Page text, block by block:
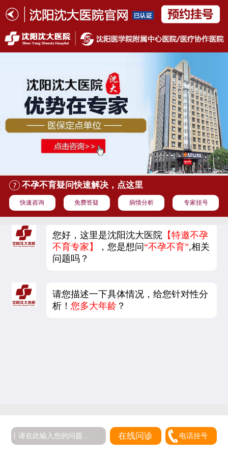
不孕不育疑问快速解决，点这里
快速咨询 免费答疑 病情分析 专家挂号
您好，这里是沈阳沈大医院 【特邀不孕
不育专家】
，您是想问“不孕不育”,相关
问题吗？
请您描述一下具体情况，给您针对性分
析！您多大年龄 ？
在线问诊 电话挂号